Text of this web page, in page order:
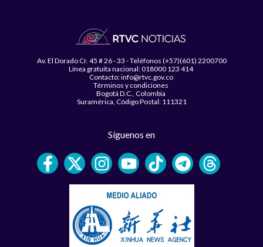
Av. El Dorado Cr. 45 # 26 - 33 - Teléfonos (+57)(601) 2200700
Línea gratuita nacional: 018000 123 414
Contacto: info@rtvc.gov.co
Términos y condiciones
Bogotá D.C., Colombia
Suramérica, Código Postal: 111321
Síguenos en